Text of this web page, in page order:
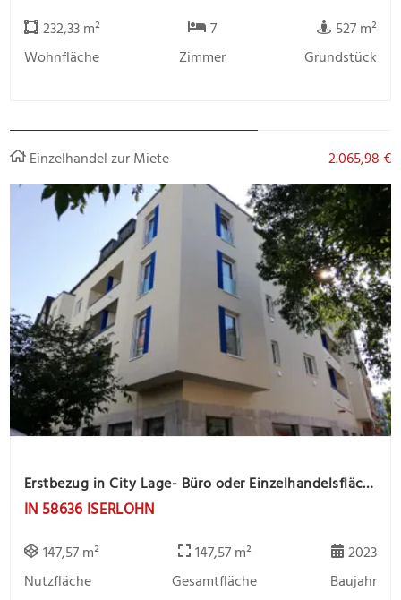
232,33 m²
Wohnfläche
7
Zimmer
527 m²
Grundstück
Einzelhandel zur Miete 2.065,98 €
Erstbezug in City Lage- Büro oder Einzelhandelsfläche sucht Mieter
IN 58636 ISERLOHN
147,57 m²
Nutzfläche
147,57 m²
Gesamtfläche
2023
Baujahr